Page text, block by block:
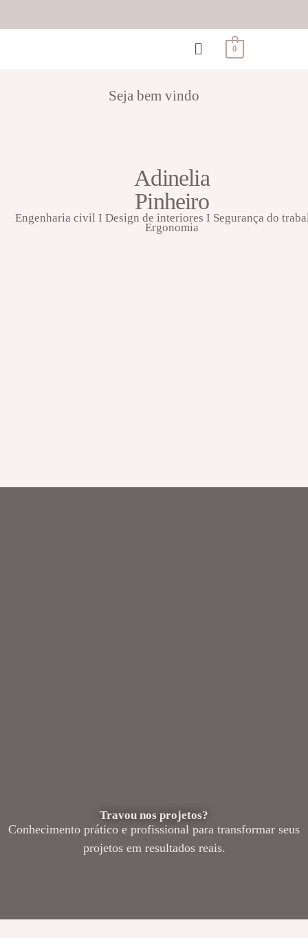
0
Seja bem vindo
Adinelia
Pinheiro
Engenharia civil I Design de interiores I Segurança do
Ergonomia
Travou nos projetos?
Conhecimento prático e profissional para transformar seus
projetos em resultados reais.